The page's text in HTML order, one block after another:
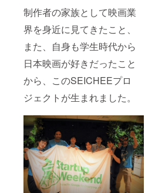
制作者の家族として映画業
界を身近に見てきたこと、
また、自身も学生時代から
日本映画が好きだったこと
から、このSEICHEEプロ
ジェクトが生まれました。